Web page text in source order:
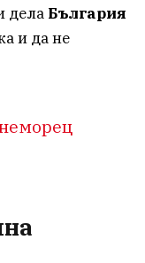
дела България
и да не